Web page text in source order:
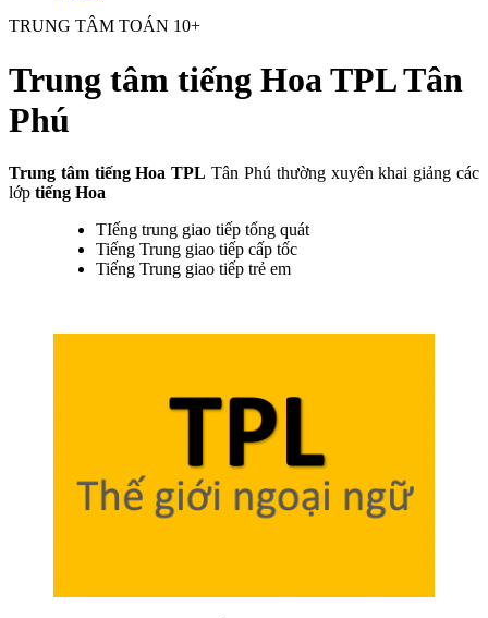
TRUNG TÂM TOÁN 10+
Trung tâm tiếng Hoa TPL Tân
Phú
Trung tâm tiếng Hoa TPL Tân Phú thường xuyên khai giảng các
lớp tiếng Hoa
TIếng trung giao tiếp tổng quát
Tiếng Trung giao tiếp cấp tốc
Tiếng Trung giao tiếp trẻ em